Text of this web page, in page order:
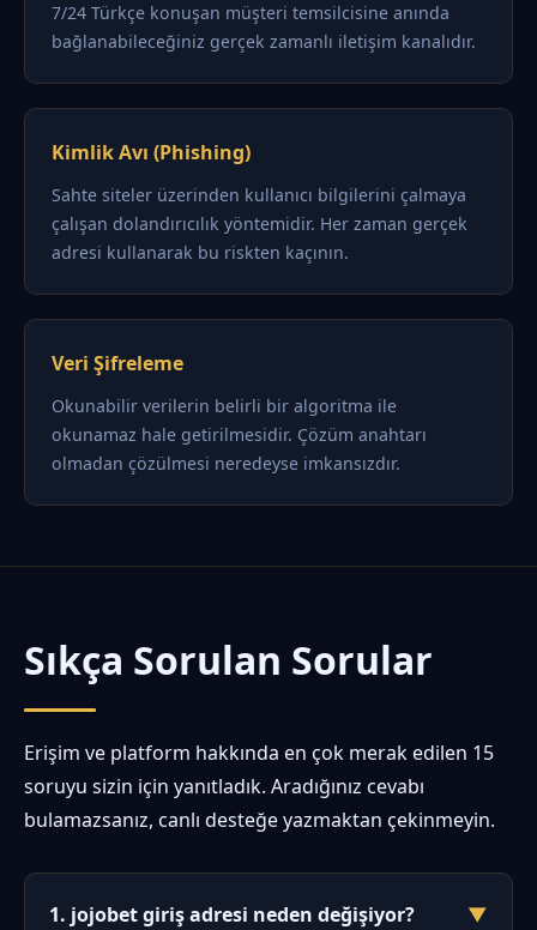
7/24 Türkçe konuşan müşteri temsilcisine anında
bağlanabileceğiniz gerçek zamanlı iletişim kanalıdır.
Kimlik Avı (Phishing)
Sahte siteler üzerinden kullanıcı bilgilerini çalmaya
çalışan dolandırıcılık yöntemidir. Her zaman gerçek
adresi kullanarak bu riskten kaçının.
Veri Şifreleme
Okunabilir verilerin belirli bir algoritma ile
okunamaz hale getirilmesidir. Çözüm anahtarı
olmadan çözülmesi neredeyse imkansızdır.
Sıkça Sorulan Sorular
Erişim ve platform hakkında en çok merak edilen 15
soruyu sizin için yanıtladık. Aradığınız cevabı
bulamazsanız, canlı desteğe yazmaktan çekinmeyin.
1. jojobet giriş adresi neden değişiyor? ▼